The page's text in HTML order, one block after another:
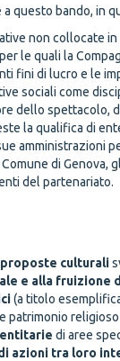
questo bando, in
non collocate
le quali la
fini di lucro e le
sociali come
dello spettacolo,
la qualifica di
amministrazioni
di Genova,
del partenariato.
proposte culturali
e alla fruizione
(a titolo
patrimonio
di aree
azioni tra loro